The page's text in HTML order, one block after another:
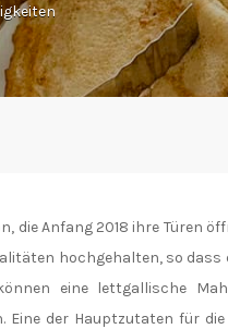
die Anfang 2018 ihre Türen
hochgehalten, so dass
eine lettgallische
Eine der Hauptzutaten für